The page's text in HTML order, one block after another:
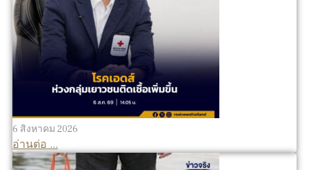
6 สิงหาคม 2026
อ่านต่อ ...